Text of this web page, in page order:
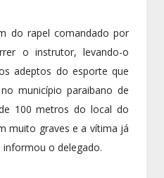
do rapel comandado por
o instrutor, levando-o
adeptos do esporte que
município paraibano de
100 metros do local do
muito graves e a vítima já
o delegado.